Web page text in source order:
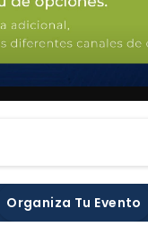
Organiza Tu Evento